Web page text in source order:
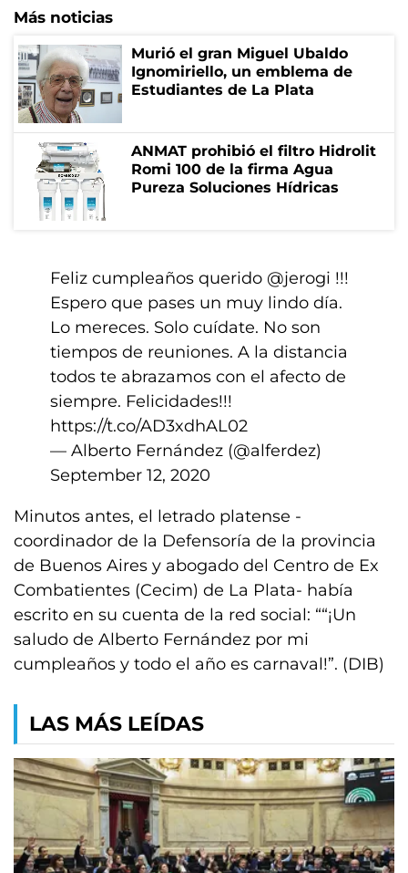
Más noticias
Murió el gran Miguel Ubaldo
Ignomiriello, un emblema de
Estudiantes de La Plata
ANMAT prohibió el filtro Hidrolit
Romi 100 de la firma Agua
Pureza Soluciones Hídricas
Feliz cumpleaños querido @jerogi !!!
Espero que pases un muy lindo día.
Lo mereces. Solo cuídate. No son
tiempos de reuniones. A la distancia
todos te abrazamos con el afecto de
siempre. Felicidades!!!
https://t.co/AD3xdhAL02
— Alberto Fernández (@alferdez)
September 12, 2020
Minutos antes, el letrado platense -
coordinador de la Defensoría de la provincia
de Buenos Aires y abogado del Centro de Ex
Combatientes (Cecim) de La Plata- había
escrito en su cuenta de la red social: ““¡Un
saludo de Alberto Fernández por mi
cumpleaños y todo el año es carnaval!”. (DIB)
LAS MÁS LEÍDAS